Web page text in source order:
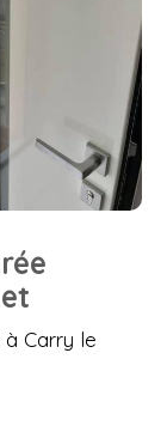
Carry le